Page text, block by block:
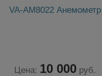
VA-AM8022 Анемометр
Цена: 10 000 руб.